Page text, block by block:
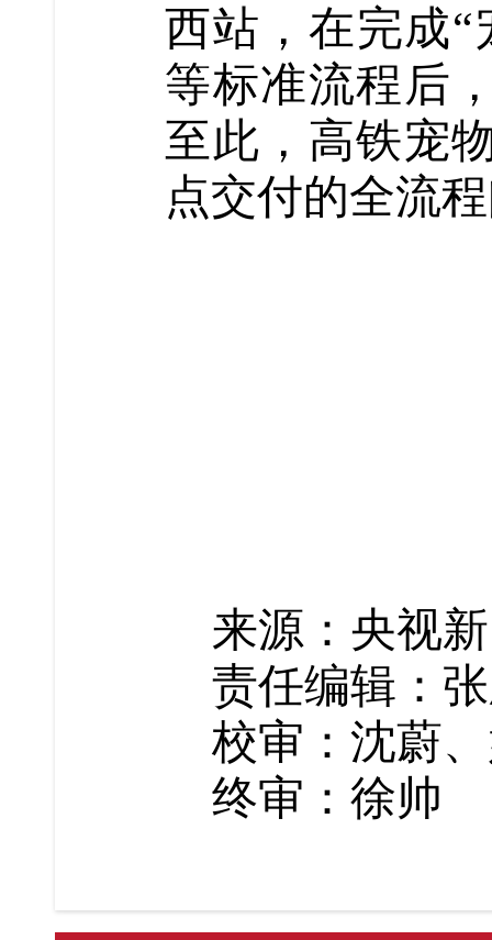
西站，在完成
等标准流程后
至此，高铁宠
点交付的全流
来源：央视
责任编辑：
校审：沈蔚
终审：徐帅